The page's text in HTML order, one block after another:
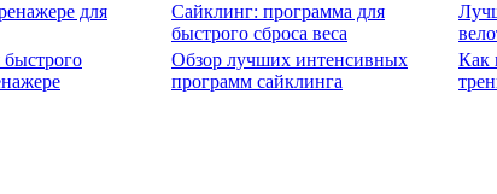
для
Сайклинг: программа для
быстрого сброса веса
Обзор лучших интенсивных
программ сайклинга
Как